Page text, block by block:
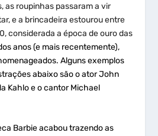
as roupinhas passaram a vir
e a brincadeira estourou entre
considerada a época de ouro das
anos (e mais recentemente),
Alguns exemplos
abaixo são o ator John
Kahlo e o cantor Michael
Barbie acabou trazendo as